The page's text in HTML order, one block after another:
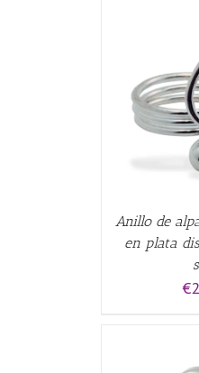
Anillo de
en plata
€